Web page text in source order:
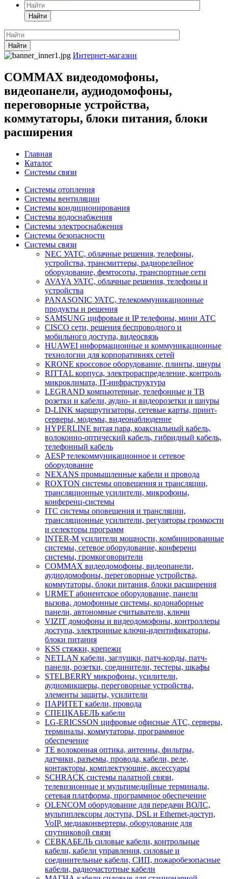
Найти
Найти
Интернет-магазин
COMMAX видеодомофоны,
видеопанели, аудиодомофоны,
переговорные устройства,
коммутаторы, блоки питания, блоки
расширения
Главная
Каталог
Системы связи
Системы отопления
Системы вентиляции
Системы кондиционирования
Системы водоснабжения
Системы электроснабжения
Системы безопасности
Системы связи
NEC УАТС, облачные решения, телефоны,
устройства, трансмиттеры, радиорелейное
оборудование, фемтосоты, транспортные сети
AVAYA УАТС, облачные решения, телефоны и
устройства
PANASONIC УАТС, телекоммуникационные
продукты и решения
SAMSUNG цифровые и IP телефоны, мини АТС
CISCO сети, решения беспроводного и
мобильного доступа, видеосвязь
HUAWEI информационные и коммуникационные
технологии для корпоративнях сетей
KRONE кроссовое оборудование, плинты, шнуры
RITTAL корпуса, электрораспределение, контроль
микроклимата, IT-инфраструктура
LEGRAND компьютерные, телефонные и ТВ
розетки и кабели, аудио- и видеорозетки и шнуры
D-LINK маршрутизаторы, сетевые карты, принт-
серверы, модемы, видеонаблюдение
HYPERLINE витая пара, коаксиальный кабель,
волоконно-оптический кабель, гибридный кабель,
телефонный кабель
AESP телекоммуникационное и сетевое
оборудование
NEXANS промышленные кабели и провода
ROXTON системы оповещения и трансляции,
трансляционные усилители, микрофоны,
конференц-системы
ITC системы оповещения и трансляции,
трансляционные усилители, регуляторы громкости
и селекторы программ
INTER-M усилители мощности, комбинированные
системы, сетевое оборудование, конференц
системы, громкоговорители
COMMAX видеодомофоны, видеопанели,
аудиодомофоны, переговорные устройства,
коммутаторы, блоки питания, блоки расширения
URMET абонентское оборудование, панели
вызова, домофонные системы, кодонаборные
панели, автономные считыватели, ключи
VIZIT домофоны и видеодомофоны, контроллеры
доступа, электронные ключи-идентификаторы,
блоки питания
KSS стяжки, крепежи
NETLAN кабели, заглушки, патч-корды, патч-
панели, розетки, соединители, тестеры, шкафы
STELBERRY микрофоны, усилители,
аудиомикшеры, переговорные устройства,
элементы защиты, усилители
ПАРИТЕТ кабели, провода
СПЕЦКАБЕЛЬ кабели
LG-ERICSSON цифровые офисные АТС, серверы,
терминалы, коммутаторы, программное
обеспечение
TE волоконная оптика, антенны, фильтры,
датчики, разъемы, провода, кабели, реле,
контакторы, комплектующие, аксессуары
SCHRACK системы палатной связи,
телевизионные и мультимедийные терминалы,
сетевая платформа, программное обеспечение
OLENCOM оборудование для передачи ВОЛС,
мультиплексоры доступа, DSL и Ethernet-доступ,
VoIP, медиаконвертеры, оборудование для
спутниковой связи
СЕВКАБЕЛЬ силовые кабели, контрольные
кабели, кабели управления, силовые и
соединительные кабели, СИП, пожаробезопасные
кабели, радиочастотные кабели